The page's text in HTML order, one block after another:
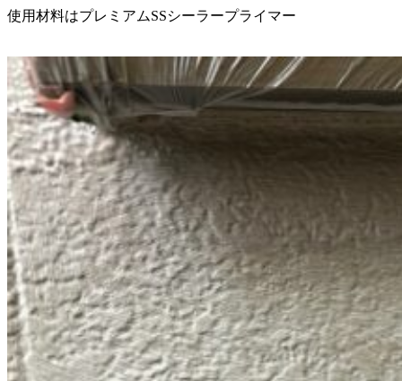
使用材料はプレミアムSSシーラープライマー